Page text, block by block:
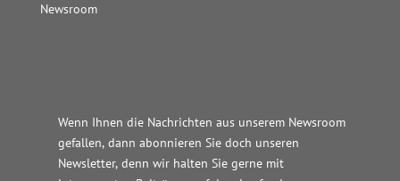
Newsroom
Wenn Ihnen die Nachrichten aus unserem Newsroom
gefallen, dann abonnieren Sie doch unseren
Newsletter, denn wir halten Sie gerne mit